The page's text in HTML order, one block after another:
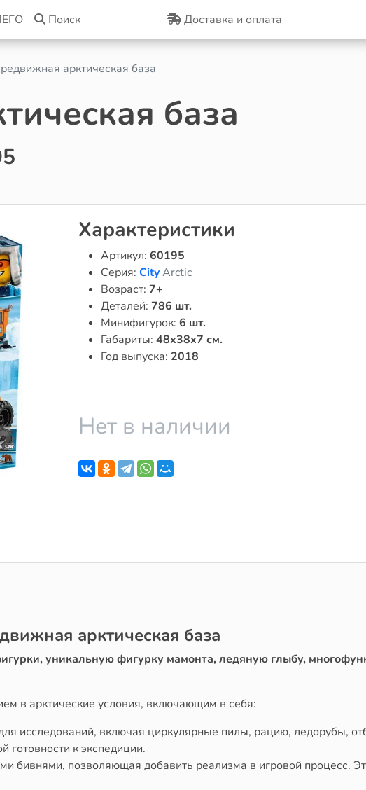
Поиск Доставка и оплата
арктическая база
база
Характеристики
Артикул: 60195
Серия: CityArctic
Возраст: 7+
Деталей: 786 шт.
Минифигурок: 6 шт.
Габариты: 48x38x7 см.
Год выпуска: 2018
Нет в наличии
арктическая база
уникальную фигурку мамонта, ледяную глыбу,
в арктические условия, включающим в себя:
исследований, включая циркулярные пилы, рацию, ледорубы,
готовности к экспедиции.
бивнями, позволяющая добавить реализма в игровой процесс.